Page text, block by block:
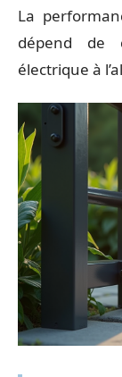
La
dépend de
électrique à